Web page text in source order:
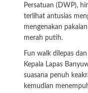
Persatuan (DWP),
terlihat antusias
mengenakan
merah putih.
Fun walk dilepas
Kepala Lapas
suasana penuh
kemudian